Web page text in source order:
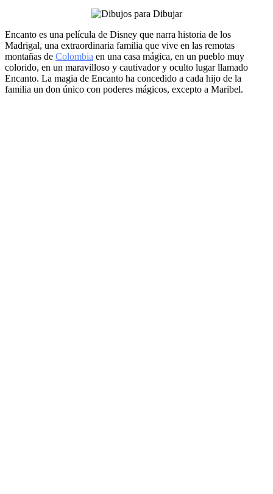
Encanto es una película de Disney que narra historia de los
Madrigal, una extraordinaria familia que vive en las remotas
montañas de Colombia en una casa mágica, en un pueblo muy
colorido, en un maravilloso y cautivador y oculto lugar llamado
Encanto. La magia de Encanto ha concedido a cada hijo de la
familia un don único con poderes mágicos, excepto a Maribel.